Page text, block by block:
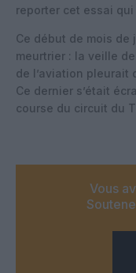
reporter cet essai
Ce début de mois de
meurtrier : la veille
de l’aviation pleurait
Ce dernier s’était
course du circuit du
Vous